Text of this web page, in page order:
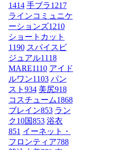
1414 手ブラ1217
ラインコミュニケ
ーションズ1210
ショートカット
1190 スパイスビ
ジュアル1118
MARE1110 アイド
ルワン1103 パン
スト 934 美尻918
コスチューム1868
ブレイン853 ラン
ク10国853 浴衣
851 イーネット・
フロンティア788